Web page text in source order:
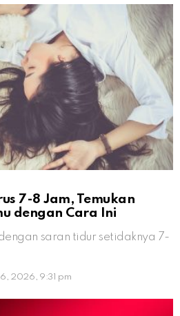
7-8 Jam, Temukan
dengan Cara Ini
saran tidur setidaknya 7-
2026, 9:31 pm